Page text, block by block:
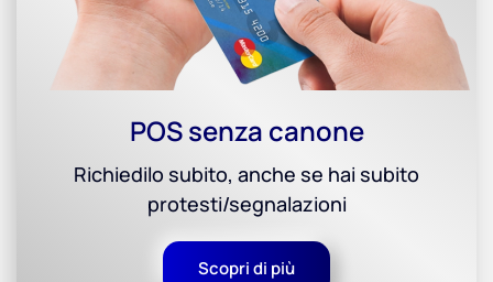
POS senza canone
Richiedilo subito, anche se hai subito
protesti/segnalazioni
Scopri di più